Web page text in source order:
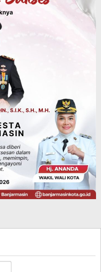
Pangeran
Janji
DPR RI, Yamin
dan